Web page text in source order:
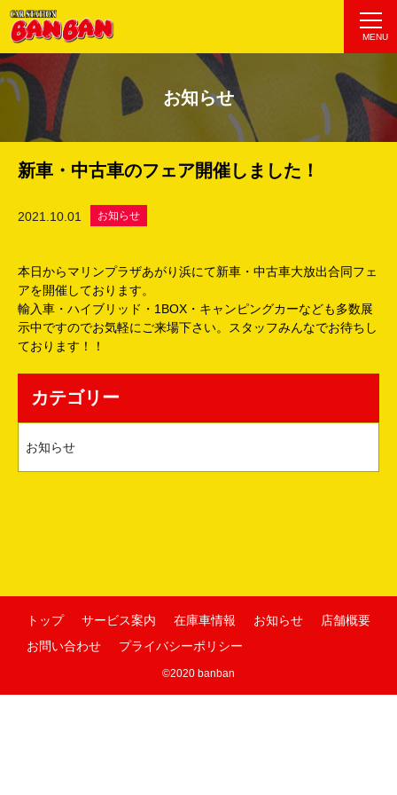
MENU
お知らせ
新車・中古車のフェア開催しました！
2021.10.01 お知らせ
本日からマリンプラザあがり浜にて新車・中古車大放出合同フェ
アを開催しております。
輸入車・ハイブリッド・1BOX・キャンピングカーなども多数展
示中ですのでお気軽にご来場下さい。スタッフみんなでお待ちし
ております！！
カテゴリー
お知らせ
トップ サービス案内 在庫車情報 お知らせ
店舗概要
お問い合わせ
プライバシーポリシー
©2020 banban